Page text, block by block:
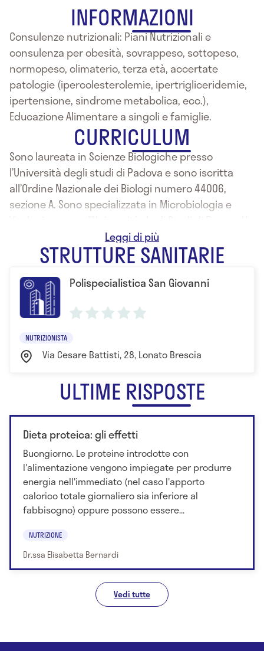
INFORMAZIONI
Consulenze nutrizionali: Piani Nutrizionali e
consulenza per obesità, sovrappeso, sottopeso,
normopeso, climaterio, terza età, accertate
patologie (ipercolesterolemie, ipertrigliceridemie,
ipertensione, sindrome metabolica, ecc.),
Educazione Alimentare a singoli e famiglie.
CURRICULUM
Sono laureata in Scienze Biologiche presso
l’Università degli studi di Padova e sono iscritta
all’Ordine Nazionale dei Biologi numero 44006,
sezione A. Sono specializzata in Microbiologia e
frequentato la Scuola di Formazione in Nutrizione
Clinica (AINuC)Livello Base e Livello Specialistico.
STRUTTURE SANITARIE
Polispecialistica San Giovanni
NUTRIZIONISTA
Via Cesare Battisti, 28, Lonato Brescia
ULTIME RISPOSTE
Dieta proteica: gli effetti
Buongiorno. Le proteine introdotte con
l'alimentazione vengono impiegate per produrre
energia nell'immediato (nel caso l'apporto
calorico totale giornaliero sia inferiore al
fabbisogno) oppure possono essere...
NUTRIZIONE
Dr.ssa Elisabetta Bernardi
Vedi tutte